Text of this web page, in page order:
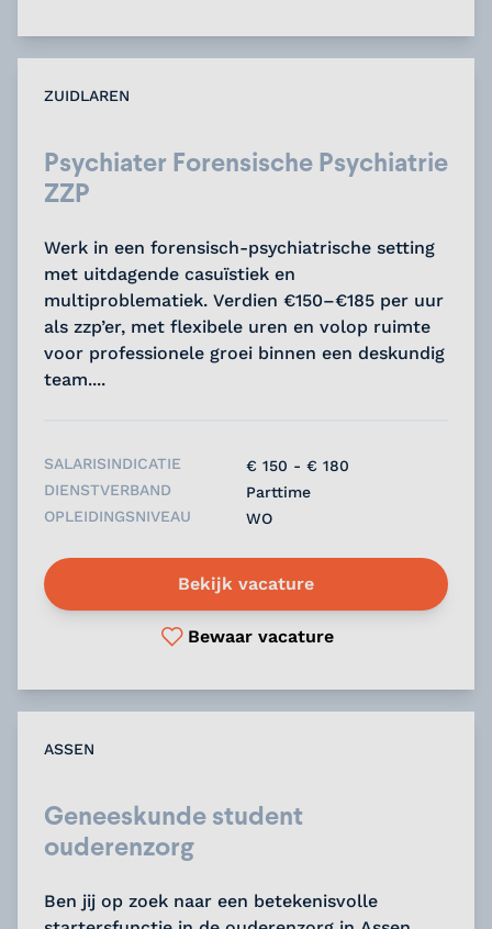
ZUIDLAREN
Psychiater Forensische Psychiatrie
ZZP
Werk in een forensisch-psychiatrische setting
met uitdagende casuïstiek en
multiproblematiek. Verdien €150–€185 per uur
als zzp’er, met flexibele uren en volop ruimte
voor professionele groei binnen een deskundig
team....
SALARISINDICATIE
€ 150 - € 180
DIENSTVERBAND
Parttime
OPLEIDINGSNIVEAU
WO
Bekijk vacature
Bewaar vacature
ASSEN
Geneeskunde student
ouderenzorg
Ben jij op zoek naar een betekenisvolle